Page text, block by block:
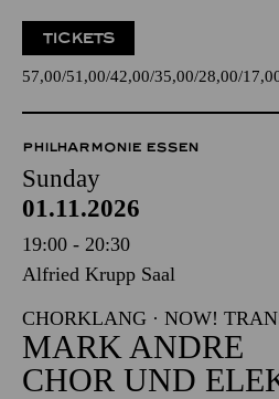
TICKETS
57,00 51,00 42,00 35,00 28,00
PHILHARMONIE ESSEN
Sunday
01.11.2026
19:00 - 20:30
Alfried Krupp Saal
CHORKLANG · NOW!
MARK ANDRE
CHOR UND